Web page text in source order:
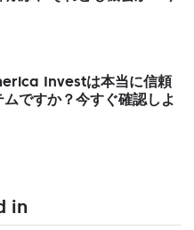
Investは本当に信頼
ですか？今すぐ確認しよ
in